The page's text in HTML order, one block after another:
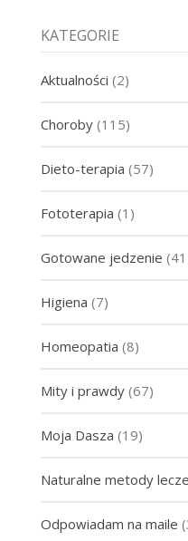
KATEGORIE
Aktualności (2)
Choroby(115)
Dieto-terapia (57)
Fototerapia (1)
Gotowane jedzenie
Higiena (7)
Homeopatia (8)
Mity i prawdy(67)
Moja Dasza (19)
Naturalne metody
Odpowiadam na maile